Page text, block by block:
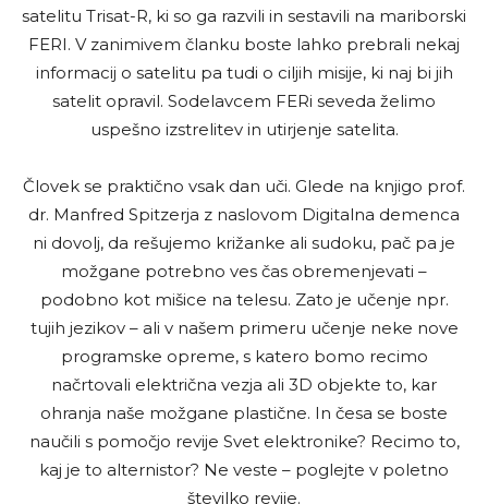
satelitu Trisat-R, ki so ga razvili in sestavili na mariborski
FERI. V zanimivem članku boste lahko prebrali nekaj
informacij o satelitu pa tudi o ciljih misije, ki naj bi jih
satelit opravil. Sodelavcem FERi seveda želimo
uspešno izstrelitev in utirjenje satelita.
Človek se praktično vsak dan uči. Glede na knjigo prof.
dr. Manfred Spitzerja z naslovom Digitalna demenca
ni dovolj, da rešujemo križanke ali sudoku, pač pa je
možgane potrebno ves čas obremenjevati –
podobno kot mišice na telesu. Zato je učenje npr.
tujih jezikov – ali v našem primeru učenje neke nove
programske opreme, s katero bomo recimo
načrtovali električna vezja ali 3D objekte to, kar
ohranja naše možgane plastične. In česa se boste
naučili s pomočjo revije Svet elektronike? Recimo to,
kaj je to alternistor? Ne veste – poglejte v poletno
številko revije.